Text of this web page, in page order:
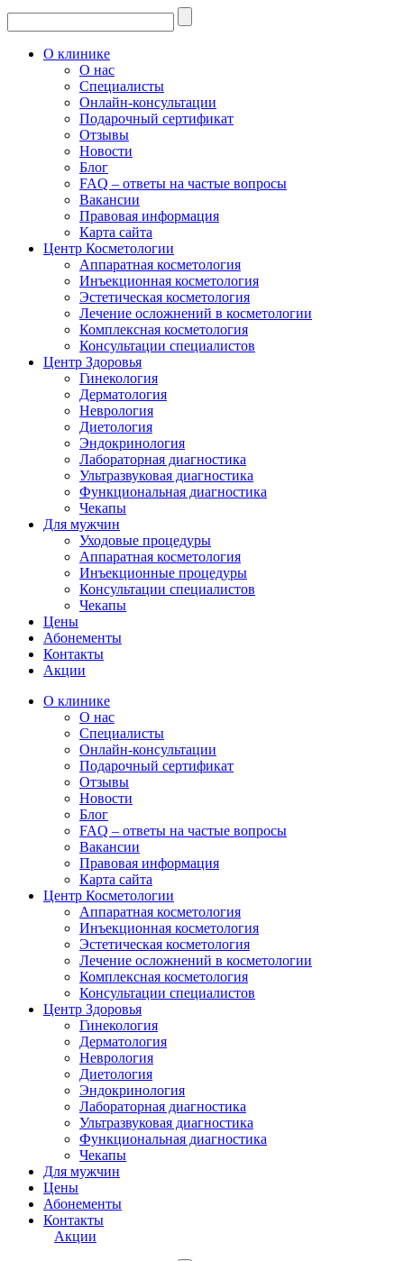
О клинике
О нас
Специалисты
Онлайн-консультации
Подарочный сертификат
Отзывы
Новости
Блог
FAQ – ответы на частые вопросы
Вакансии
Правовая информация
Карта сайта
Центр Косметологии
Аппаратная косметология
Инъекционная косметология
Эстетическая косметология
Лечение осложнений в косметологии
Комплексная косметология
Консультации специалистов
Центр Здоровья
Гинекология
Дерматология
Неврология
Диетология
Эндокринология
Лабораторная диагностика
Ультразвуковая диагностика
Функциональная диагностика
Чекапы
Для мужчин
Уходовые процедуры
Аппаратная косметология
Инъекционные процедуры
Консультации специалистов
Чекапы
Цены
Абонементы
Контакты
Акции
О клинике
О нас
Специалисты
Онлайн-консультации
Подарочный сертификат
Отзывы
Новости
Блог
FAQ – ответы на частые вопросы
Вакансии
Правовая информация
Карта сайта
Центр Косметологии
Аппаратная косметология
Инъекционная косметология
Эстетическая косметология
Лечение осложнений в косметологии
Комплексная косметология
Консультации специалистов
Центр Здоровья
Гинекология
Дерматология
Неврология
Диетология
Эндокринология
Лабораторная диагностика
Ультразвуковая диагностика
Функциональная диагностика
Чекапы
Для мужчин
Цены
Абонементы
Контакты
Акции